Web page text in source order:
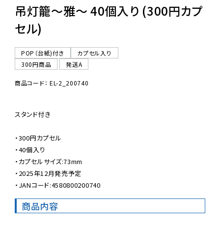
06-6282-7659
吊灯籠〜雅〜 40個入り (300円カプ
セル)
POP（台紙)付き
カプセル入り
300円商品
発送A
商品コード： EL-2_200740
スタンド付き
・300円カプセル
・40個入り
・カプセルサイズ:73mm
・2025年12月発売予定
・JANコード:4580800200740
商品内容